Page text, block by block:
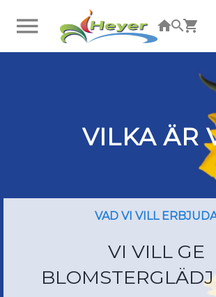
VILKA ÄR
VAD VI VILL
VI VILL GE